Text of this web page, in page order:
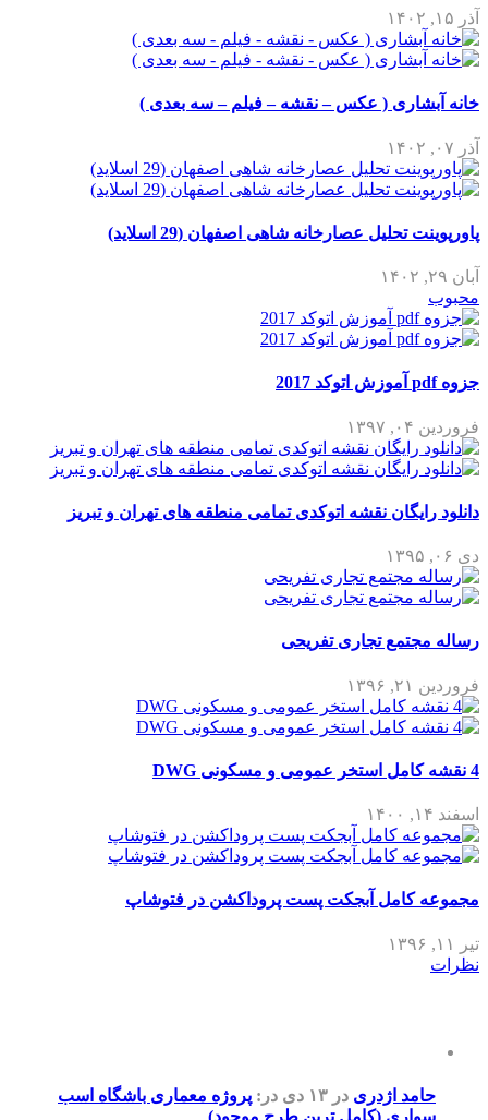
آذر ۱۵, ۱۴۰۲
خانه آبشاری ( عکس – نقشه – فیلم – سه بعدی )
آذر ۰۷, ۱۴۰۲
پاورپوینت تحلیل عصارخانه شاهی اصفهان (29 اسلاید)
آبان ۲۹, ۱۴۰۲
محبوب
جزوه pdf آموزش اتوکد 2017
فروردین ۰۴, ۱۳۹۷
دانلود رایگان نقشه اتوکدی تمامی منطقه های تهران و تبریز
دی ۰۶, ۱۳۹۵
رساله مجتمع تجاری تفریحی
فروردین ۲۱, ۱۳۹۶
4 نقشه کامل استخر عمومی و مسکونی DWG
اسفند ۱۴, ۱۴۰۰
مجموعه کامل آبجکت پست پروداکشن در فتوشاپ
تیر ۱۱, ۱۳۹۶
نظرات
حامد اژدری در ۱۳ دی در: پروژه معماری باشگاه اسب
سواری (کامل ترین طرح موجود)